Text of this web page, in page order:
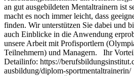
an gut ausgebildeten Mentaltrainern ist
macht es noch immer leicht, dass
finden. Wir unterstützen Sie dabei und
auch Einblicke in die Anwendung
unsere Arbeit mit Profisportlern
Teilnehmern) und Managern. Ihr
Detailinfo: https://
ausbildung/diplom-